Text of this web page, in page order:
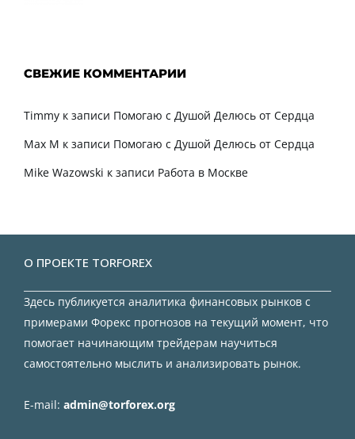
СВЕЖИЕ КОММЕНТАРИИ
Timmy к записи Помогаю с Душой Делюсь от Сердца
Max M к записи Помогаю с Душой Делюсь от Сердца
Mike Wazowski к записи Работа в Москве
О ПРОЕКТЕ TORFOREX
Здесь публикуется аналитика финансовых рынков с
примерами Форекс прогнозов на текущий момент, что
помогает начинающим трейдерам научиться
самостоятельно мыслить и анализировать рынок.
E-mail: admin@torforex.org